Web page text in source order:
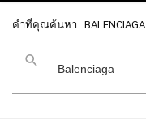
คำที่คุณค้นหา : BALENCIAGA